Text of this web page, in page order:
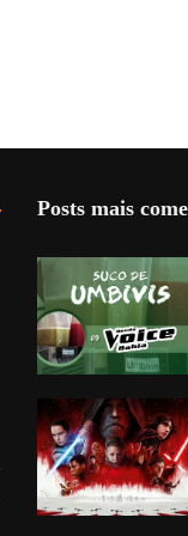
Posts mais